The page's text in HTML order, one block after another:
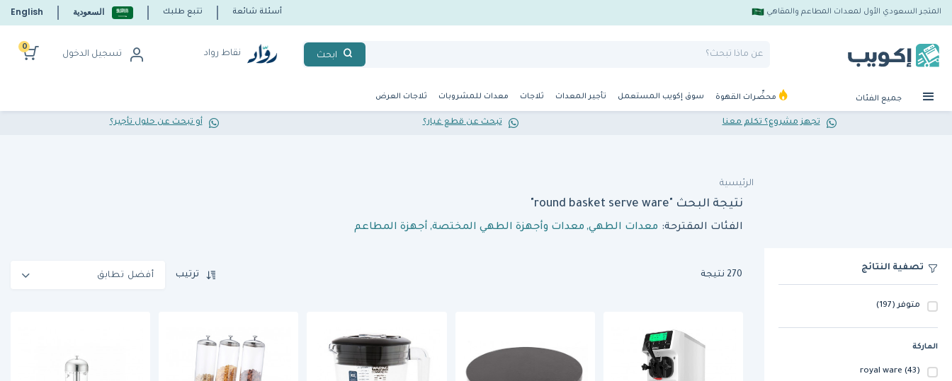
المتجر السعودي الأول لمعدات المطاعم والمقاهي أسئلة شائعة تتبع طلبك السعودية English
ابحث نقاط رواد تسجيل الدخول
0
جميع الفئات محضِّرات القهوة سوق إكويب المستعمل تأجير المعدات ثلاجات معدات للمشروبات ثلاجات العرض
تجهز مشروع؟ تكلم معنا تبحث عن قطع غيار؟ أو تبحث عن حلول تأجير؟
الرئيسية
نتيجة البحث "round basket serve ware"
الفئات المقترحة: معدات الطهي, معدات وأجهزة الطهي المختصة, أجهزة المطاعم
تصفية النتائج
متوفر(197)
الماركة
royal ware (43)
270 نتيجة ترتيب أفضل تطابق